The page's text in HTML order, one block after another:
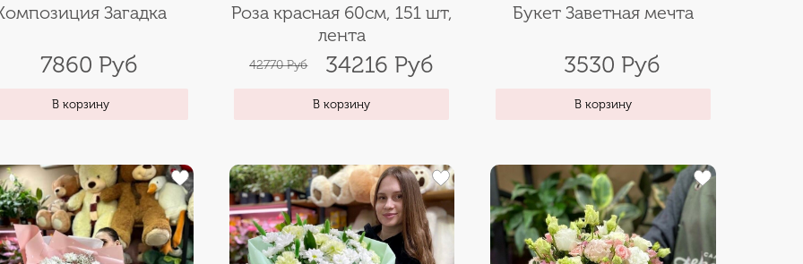
Загадка
7860 Руб
В корзину
Роза красная 60см, 151 шт,
лента
42770 Руб 34216 Руб
В корзину
Букет Заветная мечта
3530 Руб
В корзину